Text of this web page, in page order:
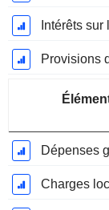
Intérêts
Provisions
Dépenses
Charges